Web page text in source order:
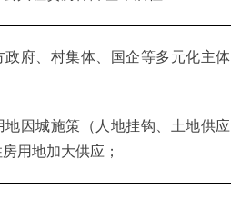
府、村集体、国企等多元化主体
因城施策（人地挂钩、土地供应
用地加大供应；